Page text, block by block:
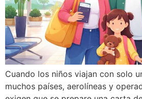
Cuando los niños viajan con solo
muchos países, aerolíneas y